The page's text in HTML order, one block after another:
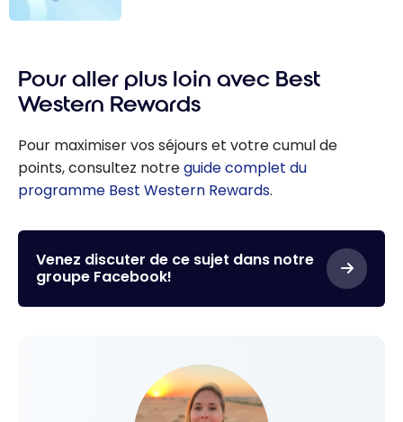
crédit pour les
hôtels - Août
Pour aller plus loin avec Best
Western Rewards
Pour maximiser vos séjours et votre cumul de
points, consultez notreguide complet du
programme Best Western Rewards.
Venez discuter de ce sujet dans notre
groupe Facebook!